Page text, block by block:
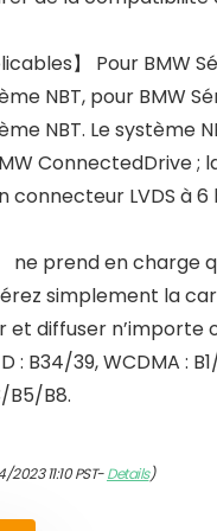
】 Pour BMW
NBT, pour BMW
NBT. Le système
ConnectedDrive ;
connecteur LVDS à
ne prend en charge
simplement la
diffuser n’importe
: B34/39, WCDMA :
B5/B8.
11:10 PST-Details)